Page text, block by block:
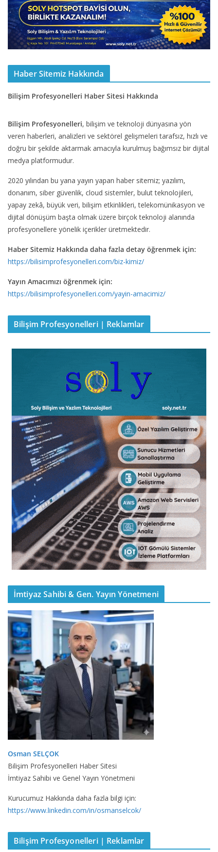
Haber Sitemiz Hakkında
Bilişim Profesyonelleri Haber Sitesi Hakkında
Bilişim Profesyonelleri, bilişim ve teknoloji dünyasına yön
veren haberleri, analizleri ve sektörel gelişmeleri tarafsız, hızlı ve
doğru bir şekilde aktarmak amacıyla kurulmuş bağımsız bir dijital
medya platformudur.
2020 yılından bu yana yayın yapan haber sitemiz; yazılım,
donanım, siber güvenlik, cloud sistemler, bulut teknolojileri,
yapay zekâ, büyük veri, bilişim etkinlikleri, telekomünikasyon ve
dijital dönüşüm başta olmak üzere birçok teknoloji alanında
profesyonellere yönelik içerikler üretmektedir.
Haber Sitemiz Hakkında daha fazla detay öğrenmek için:
https://bilisimprofesyonelleri.com/biz-kimiz/
Yayın Amacımızı öğrenmek için:
https://bilisimprofesyonelleri.com/yayin-amacimiz/
Bilişim Profesyonelleri | Reklamlar
İmtiyaz Sahibi & Gen. Yayın Yönetmeni
Osman SELÇOK
Bilişim Profesyonelleri Haber Sitesi
İmtiyaz Sahibi ve Genel Yayın Yönetmeni
Kurucumuz Hakkında daha fazla bilgi için:
https://www.linkedin.com/in/osmanselcok/
Bilişim Profesyonelleri | Reklamlar